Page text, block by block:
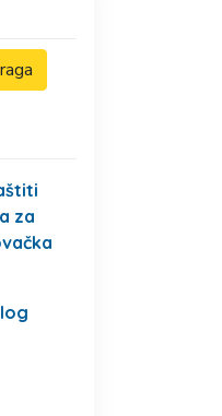
za